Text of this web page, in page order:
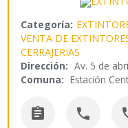
Categoría:
VENTA DE
CERRAJERIAS
Dirección: Av. 5 de
Comuna: Estación
 